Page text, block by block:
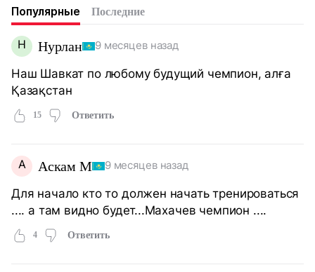
Популярные Последние
Н Нурлан 9 месяцев назад
Наш Шавкат по любому будущий чемпион, алға
Қазақстан
15 Ответить
А Аскам М 9 месяцев назад
Для начало кто то должен начать тренироваться
.... а там видно будет...Махачев чемпион ....
4 Ответить